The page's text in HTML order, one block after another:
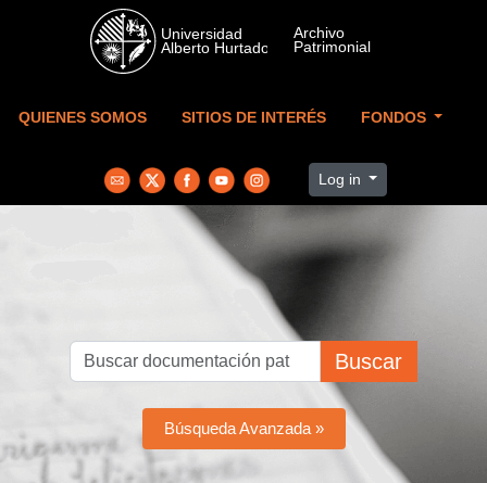
Skip to main content
QUIENES SOMOS SITIOS DE INTERÉS FONDOS
Log in
Buscar
Búsqueda Avanzada »